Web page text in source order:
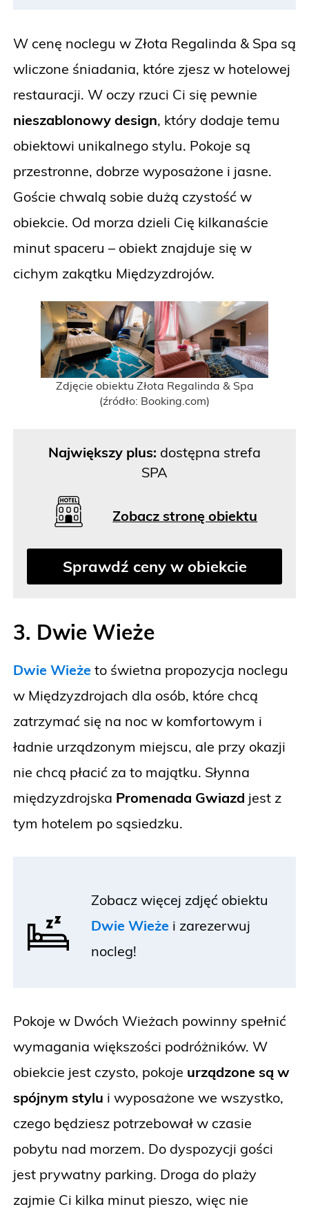
W cenę noclegu w Złota Regalinda & Spa są
wliczone śniadania, które zjesz w hotelowej
restauracji. W oczy rzuci Ci się pewnie
nieszablonowy design, który dodaje temu
obiektowi unikalnego stylu. Pokoje są
przestronne, dobrze wyposażone i jasne.
Goście chwalą sobie dużą czystość w
obiekcie. Od morza dzieli Cię kilkanaście
minut spaceru – obiekt znajduje się w
cichym zakątku Międzyzdrojów.
Zdjęcie obiektu Złota Regalinda & Spa
(źródło: Booking.com)
Największy plus: dostępna strefa
SPA
Zobacz stronę obiektu
Sprawdź ceny w obiekcie
3. Dwie Wieże
Dwie Wieże to świetna propozycja noclegu
w Międzyzdrojach dla osób, które chcą
zatrzymać się na noc w komfortowym i
ładnie urządzonym miejscu, ale przy okazji
nie chcą płacić za to majątku. Słynna
międzyzdrojska Promenada Gwiazd jest z
tym hotelem po sąsiedzku.
Zobacz więcej zdjęć obiektu
Dwie Wieże i zarezerwuj
nocleg!
Pokoje w Dwóch Wieżach powinny spełnić
wymagania większości podróżników. W
obiekcie jest czysto, pokoje urządzone są w
spójnym stylu i wyposażone we wszystko,
czego będziesz potrzebował w czasie
pobytu nad morzem. Do dyspozycji gości
jest prywatny parking. Droga do plaży
zajmie Ci kilka minut pieszo, więc nie